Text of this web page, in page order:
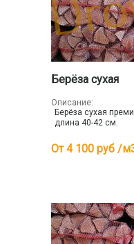
Берёза сухая
Описание:
Берёза сухая
длина 40-42 см.
От 4 100 руб /